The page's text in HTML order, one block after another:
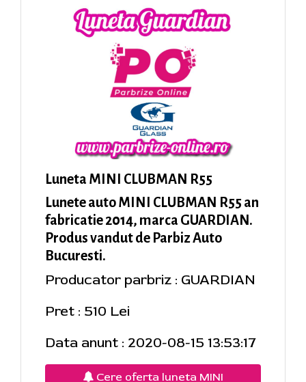
Luneta MINI CLUBMAN R55
Lunete auto MINI CLUBMAN R55 an
fabricatie 2014, marca GUARDIAN.
Produs vandut de Parbiz Auto
Bucuresti.
Producator parbriz : GUARDIAN
Pret : 510 Lei
Data anunt : 2020-08-15 13:53:17
Cere oferta luneta MINI